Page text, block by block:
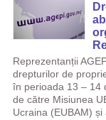
Reprezentanții
drepturilor de
în perioada 13 – 14
de către Misiunea
Ucraina (EUBAM) și